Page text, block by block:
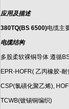
应用及描述
380TQ(BS 6500)电缆主
电缆结构
多股柔软裸铜导体 遵循
EPR-HOFR( 乙丙橡胶-
CSP(氯磺化聚乙烯),
TCWB(镀锡铜编织)